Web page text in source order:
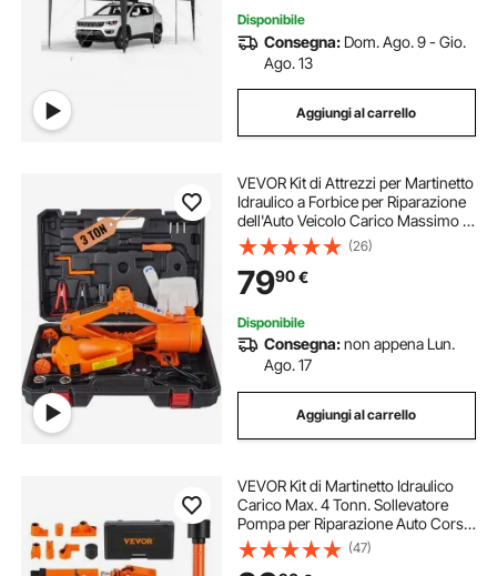
Disponibile
Consegna: Dom. Ago. 9 - Gio.
Ago. 13
Aggiungi al carrello
VEVOR Kit di Attrezzi per Martinetto
Idraulico a Forbice per Riparazione
dell'Auto Veicolo Carico Massimo 3
Tonnellate Corrente CC 12V 15A,
Cassetta di Attrezzi per Martinetto a
Forbice Cavo da 3,5m
(26)
7990€
Disponibile
Consegna:non appena Lun.
Ago. 17
Aggiungi al carrello
VEVOR Kit di Martinetto Idraulico
Carico Max. 4 Tonn. Sollevatore
Pompa per Riparazione Auto Corsa
da 125 mm, Kit Utensili Sollevatore
Idraulico Tipo d'Olio HV15 Cilindro
(47)